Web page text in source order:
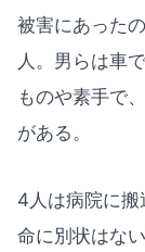
被害にあった
人。男らは車
ものや素手で
がある。
4人は病院に搬
命に別状はな